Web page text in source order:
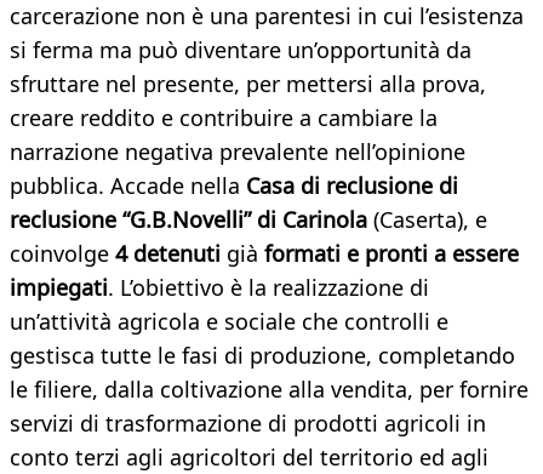
carcerazione non è una parentesi in cui l’esistenza
si ferma ma può diventare un’opportunità da
sfruttare nel presente, per mettersi alla prova,
creare reddito e contribuire a cambiare la
narrazione negativa prevalente nell’opinione
pubblica. Accade nella Casa di reclusione di
reclusione “G.B.Novelli” di Carinola (Caserta), e
coinvolge 4 detenuti già formati e pronti a essere
impiegati. L’obiettivo è la realizzazione di
un’attività agricola e sociale che controlli e
gestisca tutte le fasi di produzione, completando
le filiere, dalla coltivazione alla vendita, per fornire
servizi di trasformazione di prodotti agricoli in
conto terzi agli agricoltori del territorio ed agli